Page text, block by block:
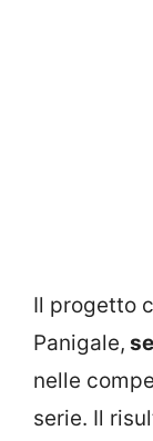
Il progetto
Panigale,
nelle
serie. Il